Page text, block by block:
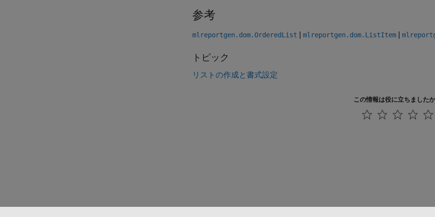
参考
mlreportgen.dom.OrderedList mlreportgen.dom.ListItem
トピック
リストの作成と書式設定
この情報は役に立ちました